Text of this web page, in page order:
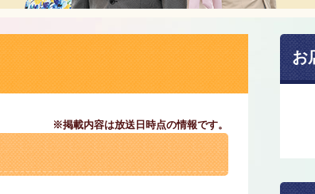
※掲載内容は放送日時点の情報です。
お